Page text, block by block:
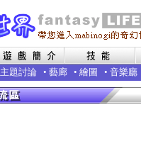
主題討論 • 藝廊 • 繪圖 • 音樂廳